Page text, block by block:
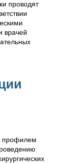
проводят
врачей
профилем